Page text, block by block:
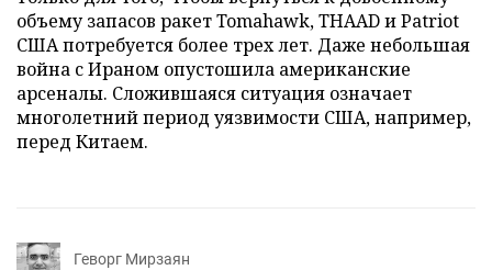
объему запасов ракет Tomahawk, THAAD и Patriot
США потребуется более трех лет. Даже небольшая
война с Ираном опустошила американские
арсеналы. Сложившаяся ситуация означает
многолетний период уязвимости США, например,
перед Китаем.
Геворг Мирзаян